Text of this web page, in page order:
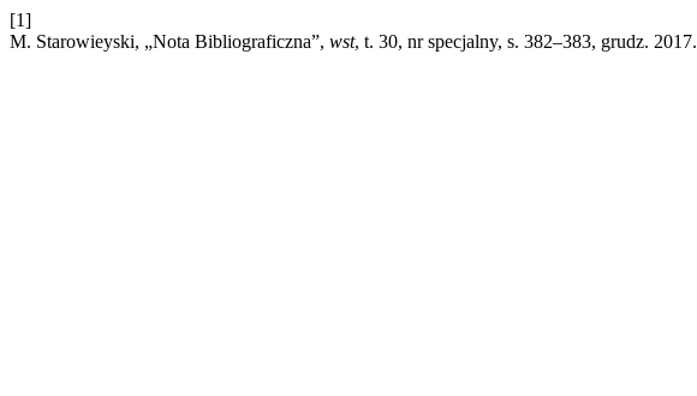
[1]
M. Starowieyski, „Nota Bibliograficzna”, wst, t. 30, nr specjalny, s. 382–383, grudz. 2017.